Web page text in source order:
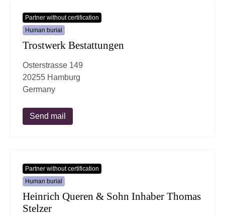
Partner without certification
Human burial
Trostwerk Bestattungen
Osterstrasse 149
20255 Hamburg
Germany
Send mail
Partner without certification
Human burial
Heinrich Queren & Sohn Inhaber Thomas
Stelzer